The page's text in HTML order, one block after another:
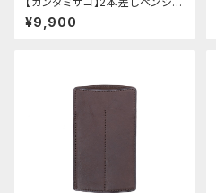
ス・ミネルバボックス (カスター
ニョ)
¥9,900